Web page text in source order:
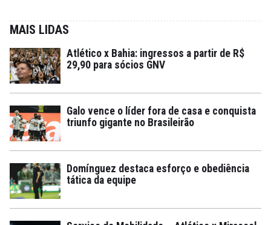
MAIS LIDAS
Atlético x Bahia: ingressos a partir de R$
29,90 para sócios GNV
Galo vence o líder fora de casa e conquista
triunfo gigante no Brasileirão
Domínguez destaca esforço e obediência
tática da equipe